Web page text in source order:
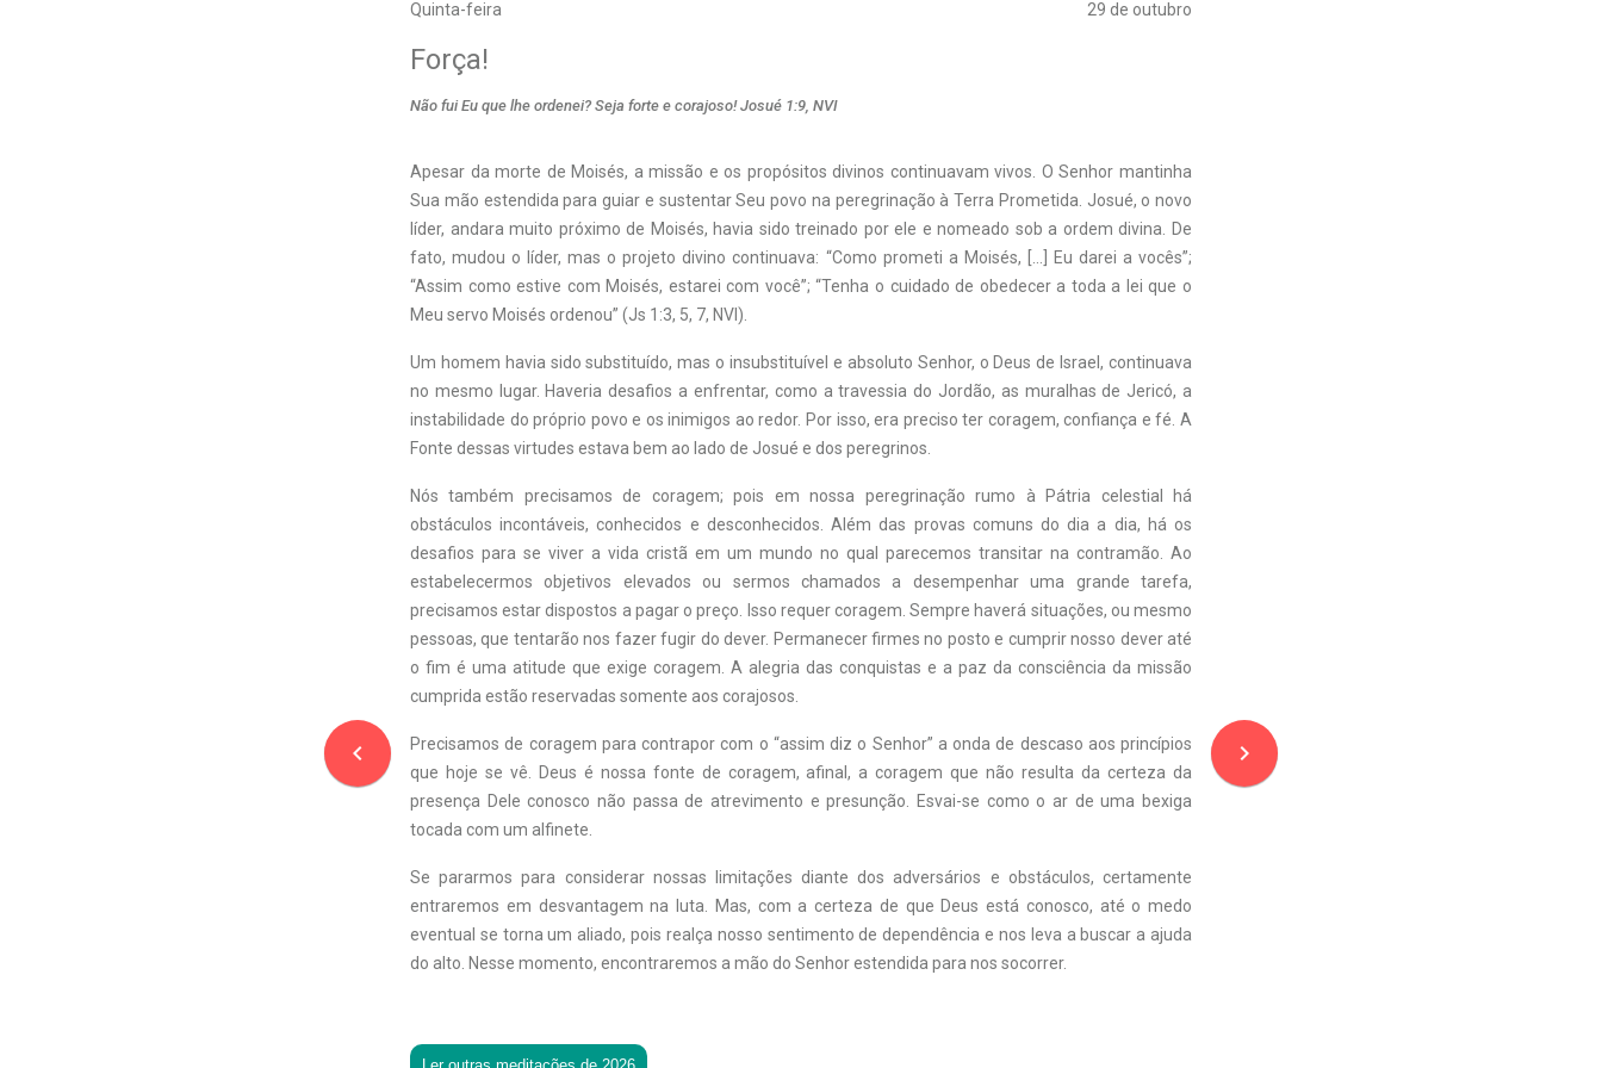
Quinta-feira 29 de outubro
navigate_before
Força!
Não fui Eu que lhe ordenei? Seja forte e corajoso! Josué 1:9, NVI
Apesar da morte de Moisés, a missão e os propósitos divinos continuavam vivos. O Senhor mantinha
Sua mão estendida para guiar e sustentar Seu povo na peregrinação à Terra Prometida. Josué, o novo
líder, andara muito próximo de Moisés, havia sido treinado por ele e nomeado sob a ordem divina. De
fato, mudou o líder, mas o projeto divino continuava: “Como prometi a Moisés, […] Eu darei a vocês”;
“Assim como estive com Moisés, estarei com você”; “Tenha o cuidado de obedecer a toda a lei que o
Meu servo Moisés ordenou” (Js 1:3, 5, 7, NVI).
Um homem havia sido substituído, mas o insubstituível e absoluto Senhor, o Deus de Israel, continuava
no mesmo lugar. Haveria desafios a enfrentar, como a travessia do Jordão, as muralhas de Jericó, a
instabilidade do próprio povo e os inimigos ao redor. Por isso, era preciso ter coragem, confiança e fé. A
Fonte dessas virtudes estava bem ao lado de Josué e dos peregrinos.
Nós também precisamos de coragem; pois em nossa peregrinação rumo à Pátria celestial há
obstáculos incontáveis, conhecidos e desconhecidos. Além das provas comuns do dia a dia, há os
desafios para se viver a vida cristã em um mundo no qual parecemos transitar na contramão. Ao
estabelecermos objetivos elevados ou sermos chamados a desempenhar uma grande tarefa,
precisamos estar dispostos a pagar o preço. Isso requer coragem. Sempre haverá situações, ou mesmo
pessoas, que tentarão nos fazer fugir do dever. Permanecer firmes no posto e cumprir nosso dever até
o fim é uma atitude que exige coragem. A alegria das conquistas e a paz da consciência da missão
cumprida estão reservadas somente aos corajosos.
Precisamos de coragem para contrapor com o “assim diz o Senhor” a onda de descaso aos princípios
que hoje se vê. Deus é nossa fonte de coragem, afinal, a coragem que não resulta da certeza da
presença Dele conosco não passa de atrevimento e presunção. Esvai-se como o ar de uma bexiga
tocada com um alfinete.
Se pararmos para considerar nossas limitações diante dos adversários e obstáculos, certamente
entraremos em desvantagem na luta. Mas, com a certeza de que Deus está conosco, até o medo
eventual se torna um aliado, pois realça nosso sentimento de dependência e nos leva a buscar a ajuda
do alto. Nesse momento, encontraremos a mão do Senhor estendida para nos socorrer.
navigate_next